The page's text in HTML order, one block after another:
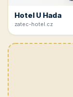
Hotel U Hada
zatec-hotel.cz